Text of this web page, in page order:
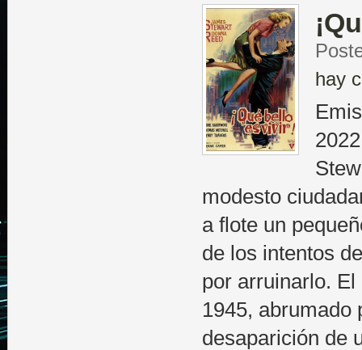
hay
modesto
a flote un
de los intentos
por arruinarlo.
1945, abrumado
desaparición de